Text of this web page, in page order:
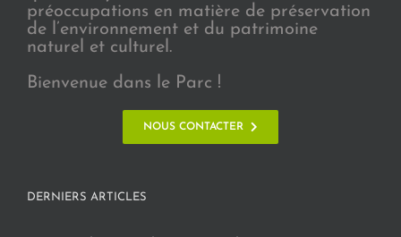
préoccupations en matière de préservation
de l’environnement et du patrimoine
naturel et culturel.
Bienvenue dans le Parc !
NOUS CONTACTER
DERNIERS ARTICLES